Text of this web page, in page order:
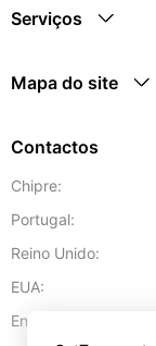
Serviços
Mapa do site
Contactos
Chipre:
Portugal:
Reino Unido:
EUA:
Endereço de e-mail: